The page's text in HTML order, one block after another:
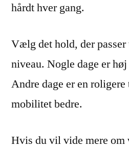
hårdt hver gang.
Vælg det hold, der
niveau. Nogle dage er
Andre dage er en
mobilitet bedre.
Hvis du vil vide mere